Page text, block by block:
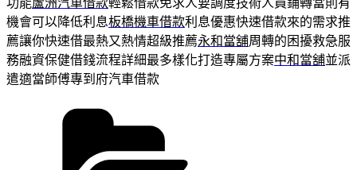
機會可以降低利息板橋機車借款利息優惠快速借款來的需求推
薦讓你快速借最熱又熱情超級推薦永和當舖周轉的困擾救急服
務融資保健借錢流程詳細最多樣化打造專屬方案中和當舖並派
遣適當師傅專到府汽車借款